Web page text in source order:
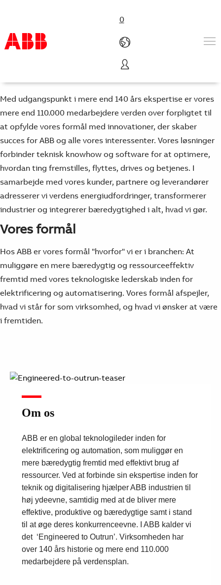
0
Produkter & løsninger
Service
Om ABB
Where to buy
Contact us
Karriere
Suggestions
Products
See more products
Shopping list preview
Med udgangspunkt i mere end 140 års ekspertise er vores
mere end 110.000 medarbejdere verden over forpligtet til
at opfylde vores formål med innovationer, der skaber
succes for ABB og alle vores interessenter. Vores løsninger
forbinder teknisk knowhow og software for at optimere,
hvordan ting fremstilles, flyttes, drives og betjenes. I
samarbejde med vores kunder, partnere og leverandører
adresserer vi verdens energiudfordringer, transformerer
industrier og integrerer bæredygtighed i alt, hvad vi gør.
Vores formål
Hos ABB er vores formål "hvorfor" vi er i branchen: At
muliggøre en mere bæredygtig og ressourceeffektiv
fremtid med vores teknologiske lederskab inden for
elektrificering og automatisering. Vores formål afspejler,
hvad vi står for som virksomhed, og hvad vi ønsker at være
i fremtiden.
Om os
ABB er en global teknologileder inden for
elektrificering og automation, som muliggør en
mere bæredygtig fremtid med effektivt brug af
ressourcer. Ved at forbinde sin ekspertise inden for
teknik og digitalisering hjælper ABB industrien til
høj ydeevne, samtidig med at de bliver mere
effektive, produktive og bæredygtige samt i stand
til at øge deres konkurrenceevne. I ABB kalder vi
det ‘Engineered to Outrun’. Virksomheden har
over 140 års historie og mere end 110.000
medarbejdere på verdensplan.